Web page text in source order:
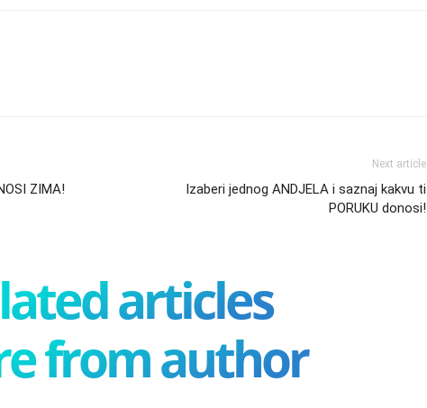
ZIMA!
Next article
Izaberi jednog ANDJELA i saznaj kakvu ti
PORUKU donosi!
articles
from author